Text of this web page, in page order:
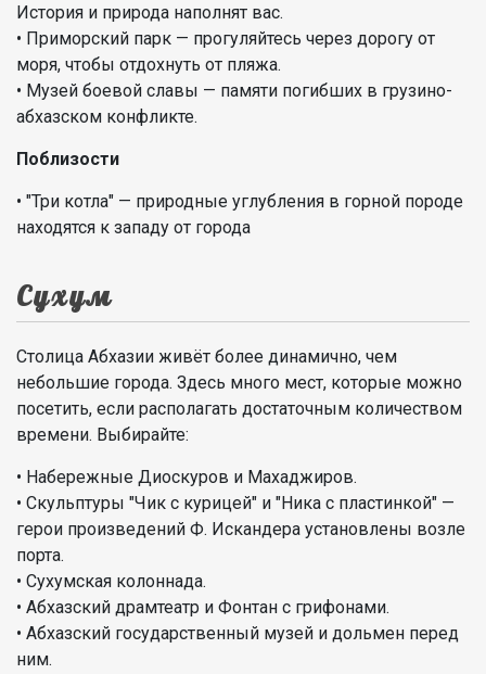
История и природа наполнят вас.
• Приморский парк — прогуляйтесь через дорогу от
моря, чтобы отдохнуть от пляжа.
• Музей боевой славы — памяти погибших в грузино-
абхазском конфликте.
Поблизости
• "Три котла" — природные углубления в горной породе
находятся к западу от города
Сухум
Столица Абхазии живёт более динамично, чем
небольшие города. Здесь много мест, которые можно
посетить, если располагать достаточным количеством
времени. Выбирайте:
• Набережные Диоскуров и Махаджиров.
• Скульптуры "Чик с курицей" и "Ника с пластинкой" —
герои произведений Ф. Искандера установлены возле
порта.
• Сухумская колоннада.
• Абхазский драмтеатр и Фонтан с грифонами.
• Абхазский государственный музей и дольмен перед
ним.